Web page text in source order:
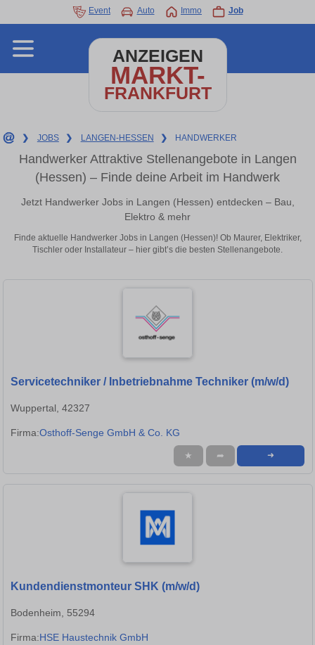
Event Auto Immo Job
ANZEIGEN
MARKT-
FRANKFURT
❯ JOBS ❯ LANGEN-HESSEN ❯ HANDWERKER
Handwerker Attraktive Stellenangebote in Langen
(Hessen) – Finde deine Arbeit im Handwerk
Jetzt Handwerker Jobs in Langen (Hessen) entdecken – Bau,
Elektro & mehr
Finde aktuelle Handwerker Jobs in Langen (Hessen)! Ob Maurer, Elektriker,
Tischler oder Installateur – hier gibt’s die besten Stellenangebote.
Servicetechniker / Inbetriebnahme Techniker (m/w/d)
Wuppertal, 42327
Firma:Osthoff-Senge GmbH & Co. KG
★ ➦ ➜
Kundendienstmonteur SHK (m/w/d)
Bodenheim, 55294
Firma:HSE Haustechnik GmbH